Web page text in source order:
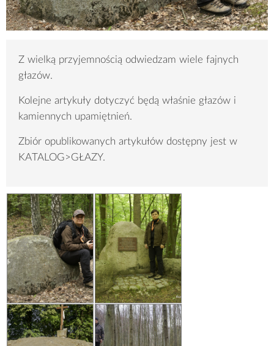
Z wielką przyjemnością odwiedzam wiele fajnych
głazów.
Kolejne artykuły dotyczyć będą właśnie głazów i
kamiennych upamiętnień.
Zbiór opublikowanych artykułów dostępny jest w
KATALOG>GŁAZY.